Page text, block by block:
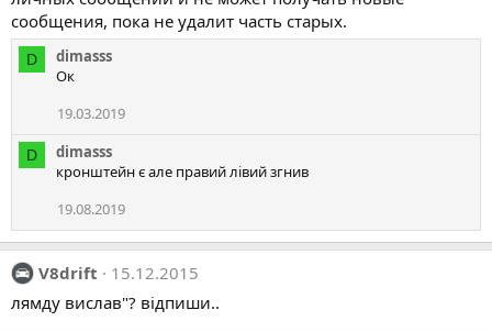
сообщения, пока не удалит часть старых.
D
dimasss
Ок
19.03.2019
D
dimasss
кронштейн є але правий лівий згнив
19.08.2019
V8drift
15.12.2015
лямду вислав"? відпиши..